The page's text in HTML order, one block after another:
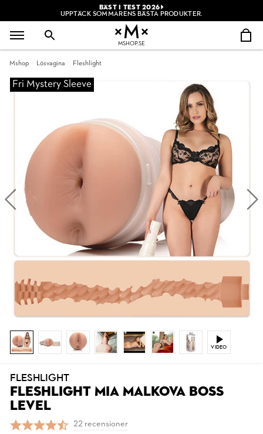
BÄST I TEST 2026
UPPTÄCK SOMMARENS BÄSTA PRODUKTER.
MSHOP.SE
Mshop Lösvagina Fleshlight
Fri Mystery Sleeve
VIDEO
FLESHLIGHT
FLESHLIGHT MIA MALKOVA BOSS
LEVEL
22 recensioner